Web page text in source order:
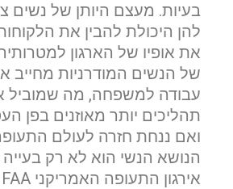
בעיות. מעצם היותן של נשים
להן היכולת להבין את
את אופיו של הארגון
של הנשים המודרניות מחייב
עבודה למשפחה, מה שמוביל
תהליכים יותר מאוזנים בפן
ואם ננחת חזרה לעולם
הנושא הנשי הוא לא רק